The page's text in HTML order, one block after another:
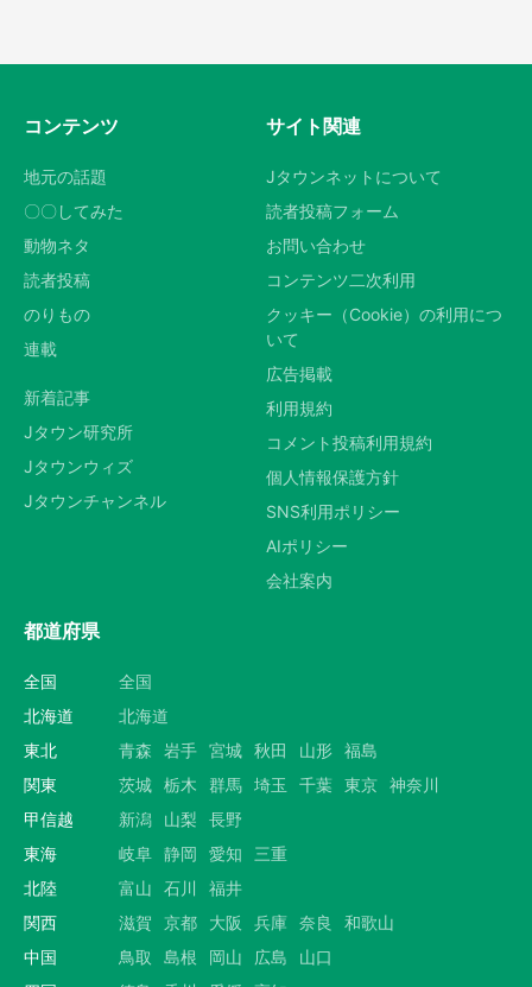
コンテンツ
地元の話題
〇〇してみた
動物ネタ
読者投稿
のりもの
連載
新着記事
Jタウン研究所
Jタウンウィズ
Jタウンチャンネル
サイト関連
Jタウンネットについて
読者投稿フォーム
お問い合わせ
コンテンツ二次利用
クッキー（Cookie）の利用につ
いて
広告掲載
利用規約
コメント投稿利用規約
個人情報保護方針
SNS利用ポリシー
AIポリシー
会社案内
都道府県
全国
全国
北海道
北海道
東北
青森 岩手 宮城 秋田 山形 福島
関東
茨城 栃木 群馬 埼玉 千葉 東京 神奈川
甲信越
新潟 山梨
長野
東海
岐阜 静岡 愛知
三重
北陸
富山 石川
福井
関西
滋賀 京都 大阪 兵庫 奈良
和歌山
中国
鳥取 島根 岡山 広島
山口